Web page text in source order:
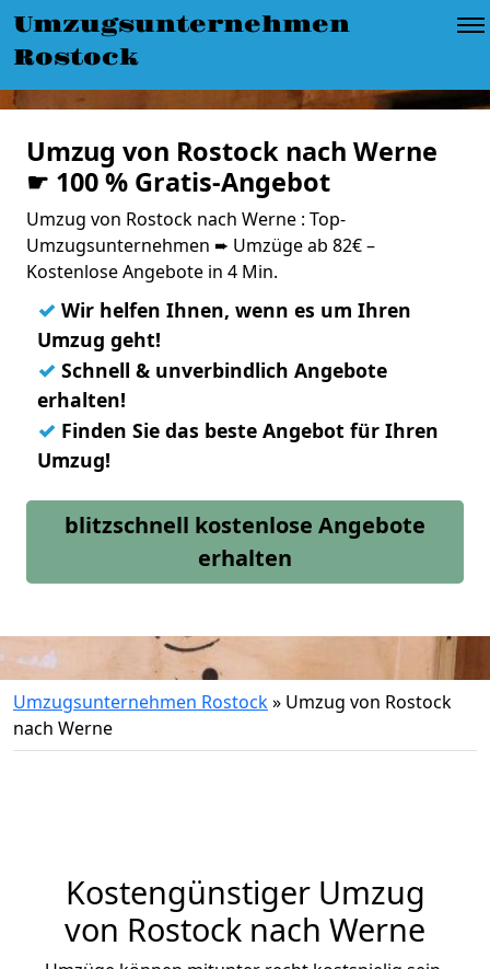
Umzugsunternehmen
Rostock
Umzug von Rostock nach Werne
☛ 100 % Gratis-Angebot
Umzug von Rostock nach Werne : Top-
Umzugsunternehmen ➨ Umzüge ab 82€ –
Kostenlose Angebote in 4 Min.
✓ Wir helfen Ihnen, wenn es um Ihren
Umzug geht!
✓ Schnell & unverbindlich Angebote
erhalten!
✓ Finden Sie das beste Angebot für Ihren
Umzug!
blitzschnell kostenlose Angebote
erhalten
Umzugsunternehmen Rostock» Umzug von Rostock
nach Werne
Kostengünstiger Umzug
von Rostock nach Werne